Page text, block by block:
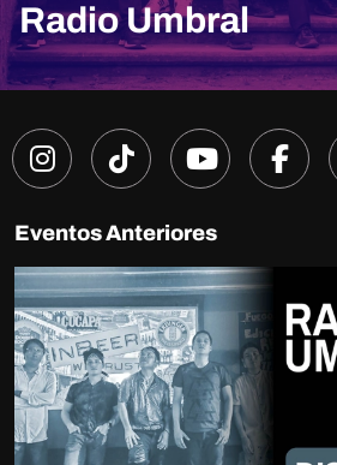
Radio Umbral
Eventos Anteriores